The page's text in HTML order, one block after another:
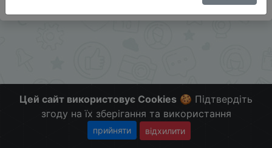
Цей сайт використовує Cookies 🍪 Підтвердіть
згоду на їх зберігання та використання
прийняти відхилити